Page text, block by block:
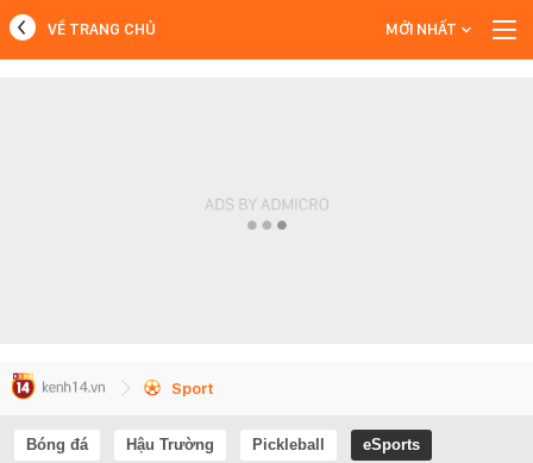
VỀ TRANG CHỦ MỚI NHẤT
Sport
Bóng đá Hậu Trường Pickleball eSports